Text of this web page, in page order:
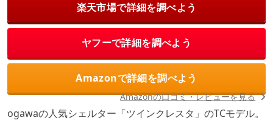
楽天市場で詳細を調べよう
ヤフーで詳細を調べよう
Amazonで詳細を調べよう
ogawaの人気シェルター「ツインクレスタ」のTCモデル。
Amazonの口コミ・レビューを見る